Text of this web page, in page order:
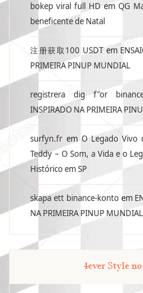
bokep viral full HD em QG
beneficente de Natal
注册获取100 USDTem
PRIMEIRA PINUP MUNDIAL
registrera dig f"or
INSPIRADO NA PRIMEIRA
surfyn.frem O Legado Vivo
Teddy – O Som, a Vida e o
Histórico em SP
skapa ett binance-kontoem
NA PRIMEIRA PINUP MUNDIAL
4ever Style